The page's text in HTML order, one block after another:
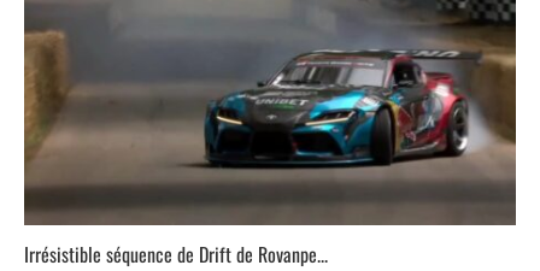
Irrésistible séquence de Drift de Rovanpe...